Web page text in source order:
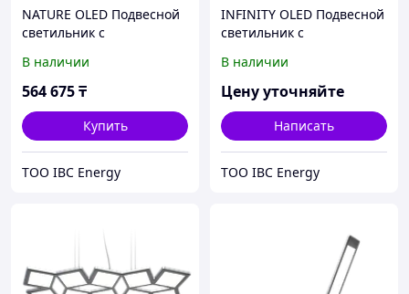
NATURE OLED Подвесной
светильник с
светодиодами (OLED)
В наличии
564 675₸
Купить
ТОО IBC Energy
INFINITY OLED Подвесной
светильник с
светодиодами (OLED)
В наличии
Цену уточняйте
Написать
ТОО IBC Energy